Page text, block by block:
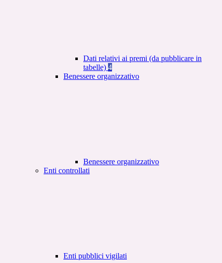
Dati relativi ai premi (da pubblicare in
tabelle) 4
Benessere organizzativo
Benessere organizzativo
Enti controllati
Enti pubblici vigilati